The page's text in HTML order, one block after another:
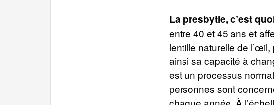
La presbytie, c’est
entre 40 et 45 ans et
lentille naturelle de
ainsi sa capacité à
est un processus
personnes sont
chaque année. À